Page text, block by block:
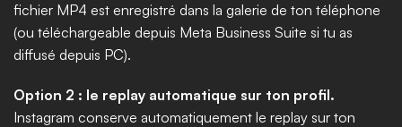
fichier MP4 est enregistré dans la galerie de ton téléphone
(ou téléchargeable depuis Meta Business Suite si tu as
diffusé depuis PC).
Option 2 : le replay automatique sur ton profil.
Instagram conserve automatiquement le replay sur ton